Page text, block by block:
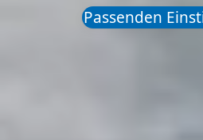
Passenden